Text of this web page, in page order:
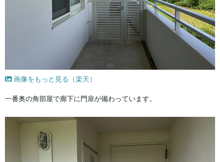
画像をもっと見る（楽天）
一番奥の角部屋で廊下に門扉が備わっています。